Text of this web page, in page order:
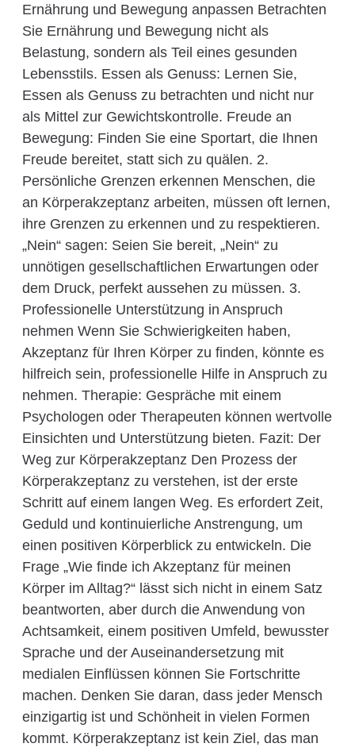
Ernährung und Bewegung anpassen Betrachten
Sie Ernährung und Bewegung nicht als
Belastung, sondern als Teil eines gesunden
Lebensstils. Essen als Genuss: Lernen Sie,
Essen als Genuss zu betrachten und nicht nur
als Mittel zur Gewichtskontrolle. Freude an
Bewegung: Finden Sie eine Sportart, die Ihnen
Freude bereitet, statt sich zu quälen. 2.
Persönliche Grenzen erkennen Menschen, die
an Körperakzeptanz arbeiten, müssen oft lernen,
ihre Grenzen zu erkennen und zu respektieren.
„Nein“ sagen: Seien Sie bereit, „Nein“ zu
unnötigen gesellschaftlichen Erwartungen oder
dem Druck, perfekt aussehen zu müssen. 3.
Professionelle Unterstützung in Anspruch
nehmen Wenn Sie Schwierigkeiten haben,
Akzeptanz für Ihren Körper zu finden, könnte es
hilfreich sein, professionelle Hilfe in Anspruch zu
nehmen. Therapie: Gespräche mit einem
Psychologen oder Therapeuten können wertvolle
Einsichten und Unterstützung bieten. Fazit: Der
Weg zur Körperakzeptanz Den Prozess der
Körperakzeptanz zu verstehen, ist der erste
Schritt auf einem langen Weg. Es erfordert Zeit,
Geduld und kontinuierliche Anstrengung, um
einen positiven Körperblick zu entwickeln. Die
Frage „Wie finde ich Akzeptanz für meinen
Körper im Alltag?“ lässt sich nicht in einem Satz
beantworten, aber durch die Anwendung von
Achtsamkeit, einem positiven Umfeld, bewusster
Sprache und der Auseinandersetzung mit
medialen Einflüssen können Sie Fortschritte
machen. Denken Sie daran, dass jeder Mensch
einzigartig ist und Schönheit in vielen Formen
kommt. Körperakzeptanz ist kein Ziel, das man